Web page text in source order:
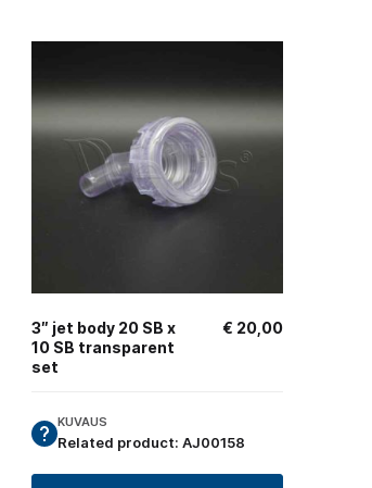
3″ jet body 20 SB x
10 SB transparent
set
€ 20,00
KUVAUS
Related product: AJ00158